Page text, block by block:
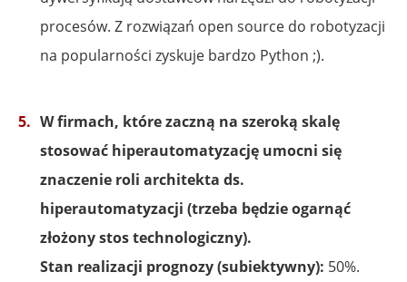
procesów. Z rozwiązań open source do robotyzacji
na popularności zyskuje bardzo Python ;).
W firmach, które zaczną na szeroką skalę
stosować hiperautomatyzację umocni się
znaczenie roli architekta ds.
hiperautomatyzacji (trzeba będzie ogarnąć
złożony stos technologiczny).
Stan realizacji prognozy (subiektywny): 50%.